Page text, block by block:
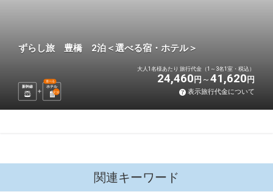
ずらし旅 豊橋 2泊＜選べる宿・ホテル＞
新幹線 ホテル
選べる
2泊
大人1名様あたり 旅行代金（1～3名1室・税込）
24,460 円 41,620 円
表示旅行代金について
関連キーワード